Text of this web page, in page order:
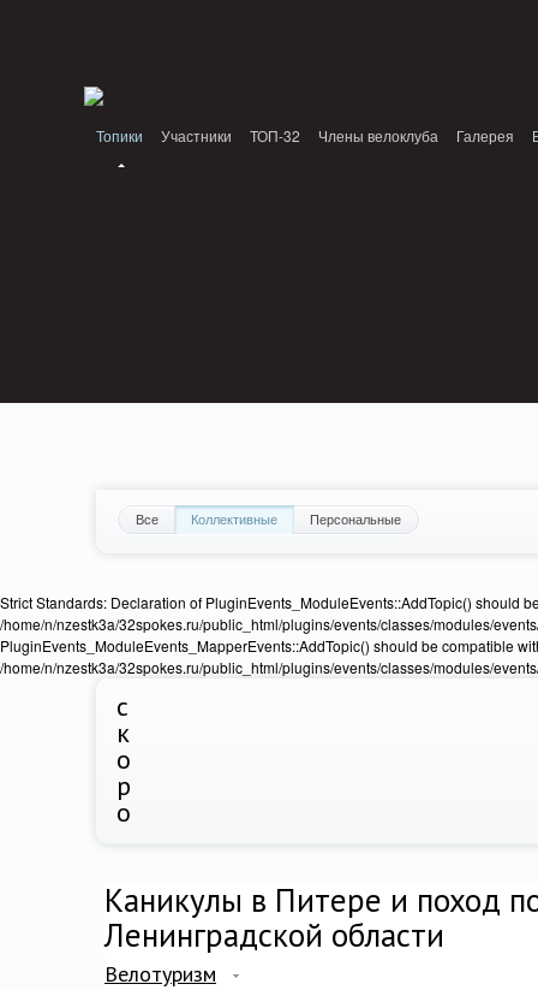
Топики Участники ТОП-32 Члены велоклуба Галерея
Все Коллективные Персональные
Strict Standards: Declaration of PluginEvents_ModuleEvents::AddTopic() should
/home/n/nzestk3a/32spokes.ru/public_html/plugins/events/classes/modules/
PluginEvents_ModuleEvents_MapperEvents::AddTopic() should be compatible
/home/n/nzestk3a/32spokes.ru/public_html/plugins/events/classes/modules/
с
к
о
р
о
Каникулы в Питере и поход
Ленинградской области
Велотуризм